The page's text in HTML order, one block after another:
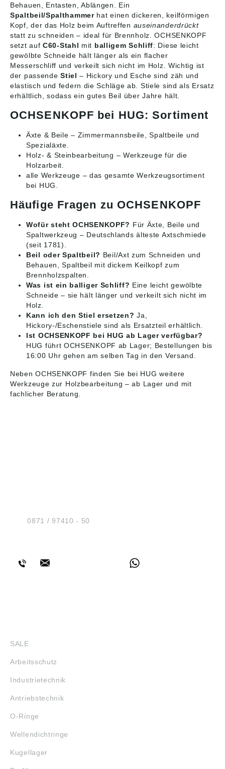
Behauen, Entasten, Ablängen. Ein
Spaltbeil/Spalthammerhat einen dickeren, keilförmigen
Kopf, der das Holz beim Auftreffen auseinanderdrückt
statt zu schneiden – ideal für Brennholz. OCHSENKOPF
setzt auf C60-Stahl mit balligem Schliff: Diese leicht
gewölbte Schneide hält länger als ein flacher
Messerschliff und verkeilt sich nicht im Holz. Wichtig ist
der passendeStiel – Hickory und Esche sind zäh und
elastisch und federn die Schläge ab. Stiele sind als Ersatz
erhältlich, sodass ein gutes Beil über Jahre hält.
OCHSENKOPF bei HUG: Sortiment
Äxte & Beile – Zimmermannsbeile, Spaltbeile und
Spezialäxte.
Holz- & Steinbearbeitung – Werkzeuge für die
Holzarbeit.
alle Werkzeuge – das gesamte Werkzeugsortiment
bei HUG.
Häufige Fragen zu OCHSENKOPF
Wofür steht OCHSENKOPF? Für Äxte, Beile und
Spaltwerkzeug – Deutschlands älteste Axtschmiede
(seit 1781).
Beil oder Spaltbeil? Beil/Axt zum Schneiden und
Behauen, Spaltbeil mit dickem Keilkopf zum
Brennholzspalten.
Was ist ein balliger Schliff? Eine leicht gewölbte
Schneide – sie hält länger und verkeilt sich nicht im
Holz.
Kann ich den Stiel ersetzen? Ja,
Hickory-/Eschenstiele sind als Ersatzteil erhältlich.
Ist OCHSENKOPF bei HUG ab Lager verfügbar?
HUG führt OCHSENKOPF ab Lager; Bestellungen bis
16:00 Uhr gehen am selben Tag in den Versand.
Neben OCHSENKOPF finden Sie bei HUG weitere
Werkzeuge zur Holzbearbeitung – ab Lager und mit
fachlicher Beratung.
Tel.:0871 / 97410 - 50
SALE
Arbeitsschutz
Industrietechnik
Antriebstechnik
O-Ringe
Wellendichtringe
Kugellager